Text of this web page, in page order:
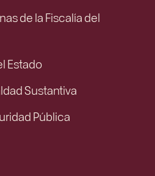
de la Fiscalía del
Estado
Sustantiva
Pública